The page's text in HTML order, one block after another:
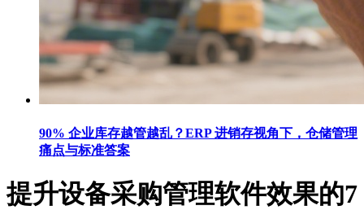
90% 企业库存越管越乱？ERP 进销存视角下，仓储管理
痛点与标准答案
提升设备采购管理软件效果的7